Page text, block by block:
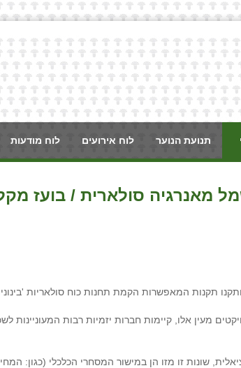
תנועת הנוער לוח אירועים לוח מודעות
מאנרגיה סולארית / בועז
הקמת תחנות כוח סולאריות 'בינוניות' לייצור חשמל בהיקף
מעין אלו, קיימות חברות יזמיות רבות המעוניינות
שונות זו מזו הן במישור המסחרי הכלכלי (כגון: